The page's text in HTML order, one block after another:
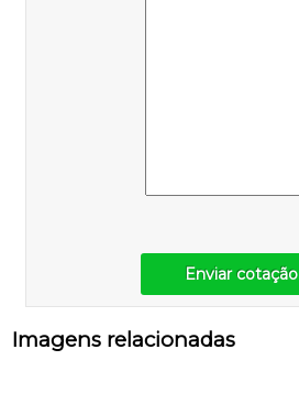
Enviar cotação
Imagens relacionadas